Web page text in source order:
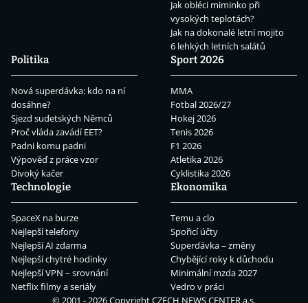
Jak obléci miminko při
vysokých teplotách?
Jak na dokonalé letní mojito
6 lehkých letních salátů
Politika
Nová superdávka: kdo na ní
dosáhne?
Sjezd sudetských Němců
Proč vláda zavádí EET?
Padni komu padni
Výpověď z práce vzor
Divoký kačer
Sport 2026
MMA
Fotbal 2026/27
Hokej 2026
Tenis 2026
F1 2026
Atletika 2026
Cyklistika 2026
Technologie
SpaceX na burze
Nejlepší telefony
Nejlepší AI zdarma
Nejlepší chytré hodinky
Nejlepší VPN – srovnání
Netflix filmy a seriály
Ekonomika
Temu a clo
Spořicí účty
Superdávka – změny
Chybějící roky k důchodu
Minimální mzda 2027
Vedro v práci
© 2001 - 2026 CopyrightCZECH NEWS CENTER a.s.